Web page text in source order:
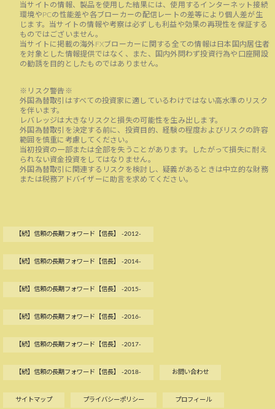
当サイトの情報、製品を使用した結果には、使用するインターネット接続
環境やPCの性能差や各ブローカーの配信レートの差等により個人差が生
じます。当サイトの情報や考察は必ずしも利益や効果の再現性を保証する
ものではございません。
当サイトに掲載の海外FXブローカーに関する全ての情報は日本国内居住者
を対象とした情報提供ではなく、また、国内外問わず投資行為や口座開設
の勧誘を目的としたものではありません。
※リスク警告※
外国為替取引はすべての投資家に適しているわけではない高水準のリスク
を伴います。
レバレッジは大きなリスクと損失の可能性を生み出します。
外国為替取引を決定する前に、投資目的、経験の程度およびリスクの許容
範囲を慎重に考慮してください。
当初投資の一部または全部を失うことがあります。したがって損失に耐え
られない資金投資をしてはなりません。
外国為替取引に関連するリスクを検討し、疑義があるときは中立的な財務
または税務アドバイザーに助言を求めてください。
【続】信頼の長期フォワード【信長】 -2012-
【続】信頼の長期フォワード【信長】 -2014-
【続】信頼の長期フォワード【信長】 -2015-
【続】信頼の長期フォワード【信長】 -2016-
【続】信頼の長期フォワード【信長】 -2017-
【続】信頼の長期フォワード【信長】 -2018- お問い合わせ
サイトマップ プライバシーポリシー プロフィール